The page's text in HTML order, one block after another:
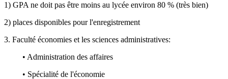
1) GPA ne doit pas être moins au lycée environ 80 % (très bien)
2) places disponibles pour l'enregistrement
3. Faculté économies et les sciences administratives:
• Administration des affaires
• Spécialité de l'économie